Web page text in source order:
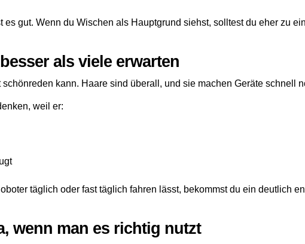
gut. Wenn du Wischen als Hauptgrund siehst, solltest du eher zu
als viele erwarten
kann. Haare sind überall, und sie machen Geräte schnell
weil er:
täglich oder fast täglich fahren lässt, bekommst du ein deutlich
wenn man es richtig nutzt